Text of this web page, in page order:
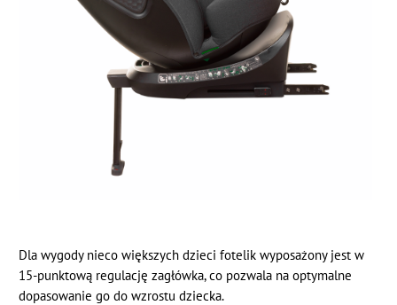
Dla wygody nieco większych dzieci fotelik wyposażony jest w
15-punktową regulację zagłówka, co pozwala na optymalne
dopasowanie go do wzrostu dziecka.